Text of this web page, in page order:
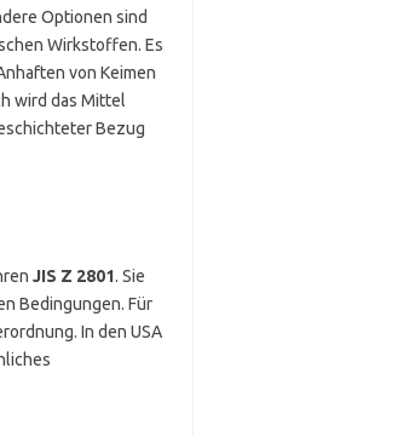
Optionen sind
Wirkstoffen. Es
von Keimen
wird das Mittel
Bezug
JIS Z 2801. Sie
Bedingungen. Für
In den USA